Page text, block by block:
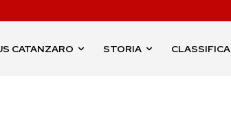
CATANZARO STORIA CLASSIFICA